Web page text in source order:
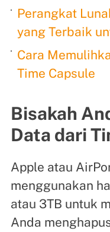
Perangkat
yang Terbaik
Cara
Time Capsule
Bisakah
Data dari
Apple atau
menggunakan
atau 3TB untuk
Anda